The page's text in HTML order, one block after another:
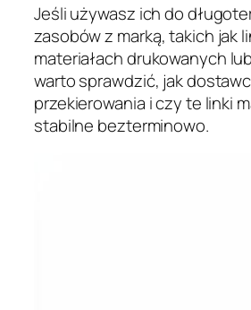
Jeśli używasz ich do
zasobów z marką, takich jak
materiałach drukowanych
warto sprawdzić, jak
przekierowania i czy te linki
stabilne bezterminowo.